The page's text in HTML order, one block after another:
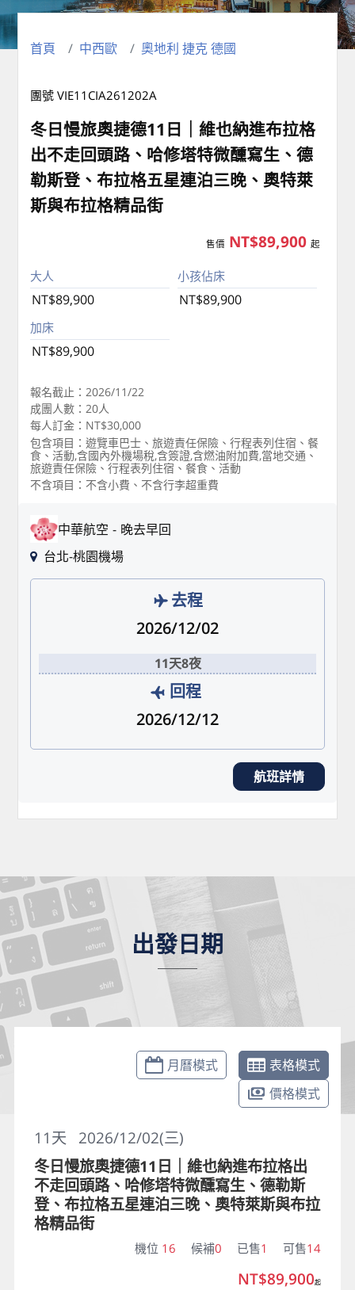
首頁 中西歐 奧地利 捷克 德國
團號 VIE11CIA261202A
冬日慢旅奧捷德11日｜維也納進布拉格
出不走回頭路、哈修塔特微醺寫生、德
勒斯登、布拉格五星連泊三晚、奧特萊
斯與布拉格精品街
售價 NT$89,900 起
大人
NT$89,900
小孩佔床
NT$89,900
加床
NT$89,900
報名截止：2026/11/22
成團人數：20人
每人訂金：NT$30,000
包含項目：遊覽車巴士、旅遊責任保險、行程表列住宿、餐
食、活動,含國內外機場稅,含簽證,含燃油附加費,當地交通、
旅遊責任保險、行程表列住宿、餐食、活動
不含項目：不含小費、不含行李超重費
中華航空
晚去早回
台北-桃園機場
去程
2026/12/02
11天8夜
回程
2026/12/12
航班詳情
出發日期
月曆模式
表格模式
價格模式
2026/12/02(三)
11天
冬日慢旅奧捷德11日｜維也納進布拉格出
不走回頭路、哈修塔特微醺寫生、德勒斯
登、布拉格五星連泊三晚、奧特萊斯與布拉
格精品街
機位 16 候補0 已售1 可售14
NT$89,900起